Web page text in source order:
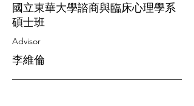
國立東華大學諮商與臨床心理學系
碩士班
Advisor
李維倫